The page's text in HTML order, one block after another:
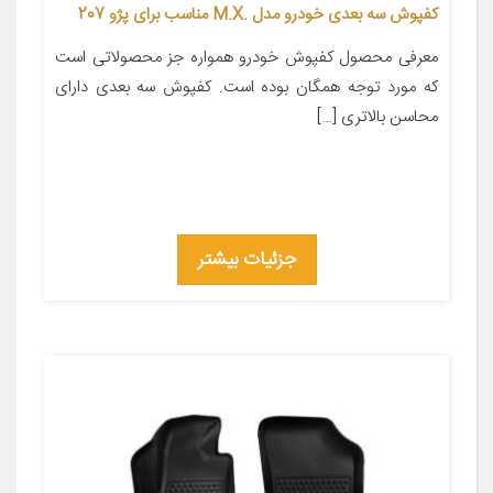
کفپوش سه بعدی خودرو مدل .M.X مناسب برای پژو 207
معرفی محصول کفپوش خودرو همواره جز محصولاتی است
که مورد توجه همگان بوده است. کفپوش سه بعدی دارای
محاسن بالاتری […]
جزئیات بیشتر